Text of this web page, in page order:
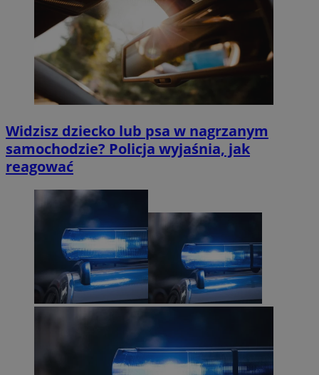
Widzisz dziecko lub psa w nagrzanym
samochodzie? Policja wyjaśnia, jak
reagować